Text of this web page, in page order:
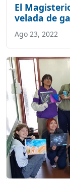
El
velada de
Ago 23, 2022